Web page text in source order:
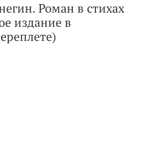
Роман в стихах
издание в